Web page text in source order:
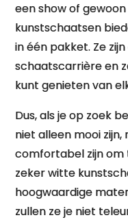
een show of
kunstschaatsen
in één pakket. Ze
schaatscarrière en
kunt genieten van
Dus, als je op zoek
niet alleen mooi
comfortabel zijn om
zeker witte
hoogwaardige
zullen ze je niet